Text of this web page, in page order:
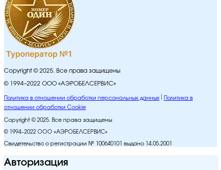
Copyright © 2025. Все права защищены
© 1994–2022 ООО «АЭРОБЕЛСЕРВИС»
Политика в отношении обработки персональных данных
Политика в
отношении обработки Cookie
Copyright © 2025. Все права защищены
© 1994–2022 ООО «АЭРОБЕЛСЕРВИС»
Свидетельство о регистрации № 100640101 выдано 14.05.2001
Авторизация